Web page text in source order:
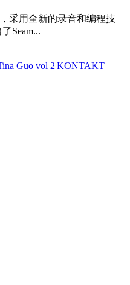
采用全新的录音和编程技
Seam...